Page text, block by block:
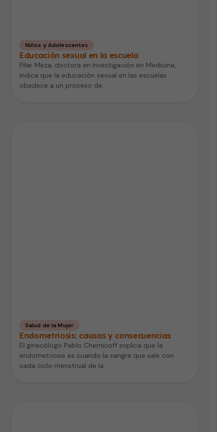
Niños y Adolescentes
Educación sexual en la escuela
Pilar Meza, doctora en Investigación en Medicina,
indica que la educación sexual en las escuelas
obedece a un proceso de…
Salud de la Mujer
Endometriosis: causas y consecuencias
El ginecólogo Pablo Chernicoff explica que la
endometriosis es cuando la sangre que sale con
cada ciclo menstrual de la…